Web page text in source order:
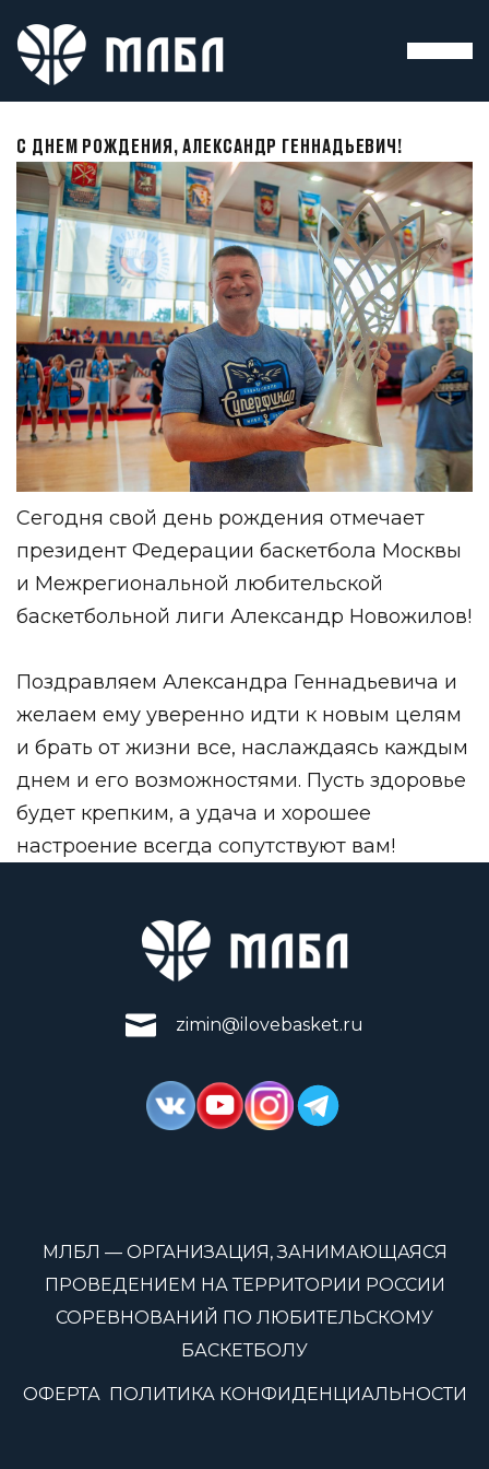
С ДНЕМ РОЖДЕНИЯ, АЛЕКСАНДР ГЕННАДЬЕВИЧ!
Сегодня свой день рождения отмечает
президент Федерации баскетбола Москвы
и Межрегиональной любительской
баскетбольной лиги Александр Новожилов!
Поздравляем Александра Геннадьевича и
желаем ему уверенно идти к новым целям
и брать от жизни все, наслаждаясь каждым
днем и его возможностями. Пусть здоровье
будет крепким, а удача и хорошее
настроение всегда сопутствуют вам!
zimin@ilovebasket.ru
МЛБЛ — ОРГАНИЗАЦИЯ, ЗАНИМАЮЩАЯСЯ
ПРОВЕДЕНИЕМ НА ТЕРРИТОРИИ РОССИИ
СОРЕВНОВАНИЙ ПО ЛЮБИТЕЛЬСКОМУ
БАСКЕТБОЛУ
ОФЕРТА ПОЛИТИКА КОНФИДЕНЦИАЛЬНОСТИ